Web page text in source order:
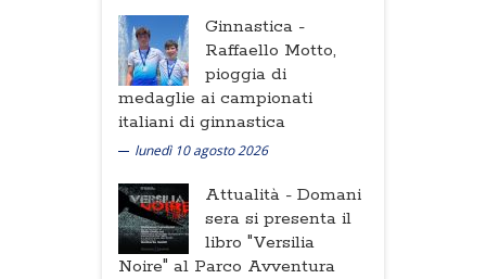
Ginnastica -
Raffaello Motto,
pioggia di
medaglie ai campionati
italiani di ginnastica
lunedì 10 agosto 2026
Attualità - Domani
sera si presenta il
libro "Versilia
Noire" al Parco Avventura